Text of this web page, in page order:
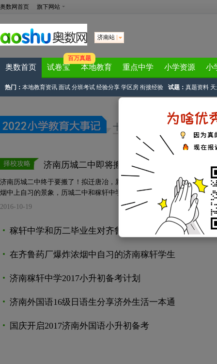
奥数网首页 旗下网站
济南站
奥数首页 试卷宝
百万真题
本地教育 重点中学 小学资源 小
热门： 本地教育资讯 面试 分班考试 经验分享 学区房 衔接经验 试题： 真题资料
十月济南小学大事记
择校攻略 济南历城二中即将搬至唐冶，新校年底开建
济南历城二中终于要搬了！拟迁唐冶，新校年底开工。想想日前，济南
烟中上自习的景象，历城二中和稼轩中学是应该搬址了。 济南历城二中
2016-10-19
稼轩中学和历二毕业生对齐鲁药厂的感悟
在齐鲁药厂爆炸浓烟中自习的济南稼轩学生
济南稼轩中学2017小升初备考计划
济南外国语16级日语生分享济外生活一本通
国庆开启2017济南外国语小升初备考